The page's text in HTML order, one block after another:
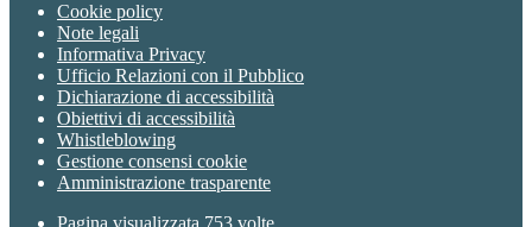
Cookie policy
Note legali
Informativa Privacy
Ufficio Relazioni con il Pubblico
Dichiarazione di accessibilità
Obiettivi di accessibilità
Whistleblowing
Gestione consensi cookie
Amministrazione trasparente